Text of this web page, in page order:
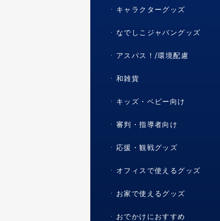
キャラクターグッズ
なでしこジャパングッズ
アスパス！/環境配慮
和雑貨
キッズ・ベビー向け
審判・指導者向け
応援・観戦グッズ
オフィスで使えるグッズ
お家で使えるグッズ
おでかけにおすすめ